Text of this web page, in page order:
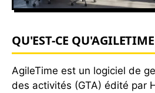
QU'EST-CE
AgileTime est un logiciel de
des activités (GTA) édité par